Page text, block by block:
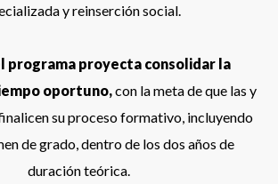
y reinserción social.
programa proyecta consolidar la
oportuno,con la meta de que las y
su proceso formativo, incluyendo
de grado, dentro de los dos años de
duración teórica.